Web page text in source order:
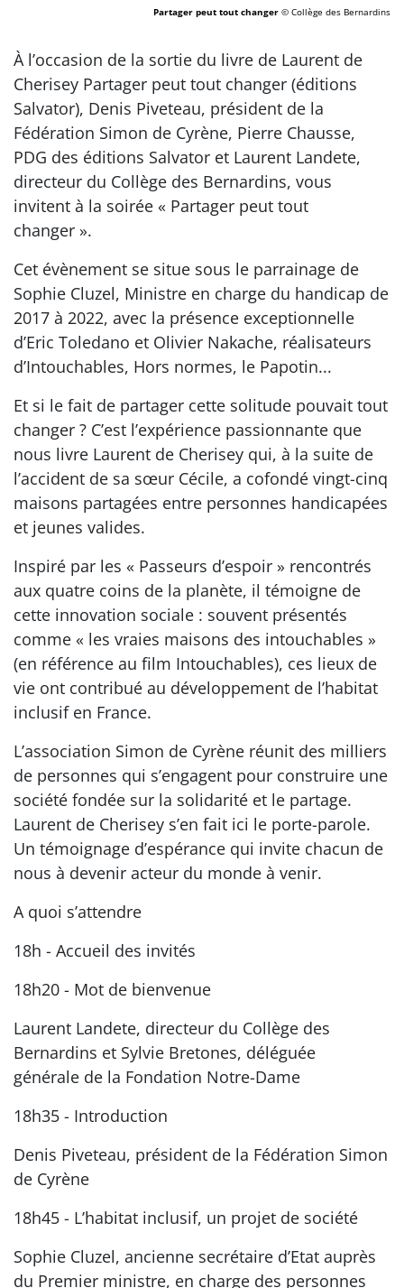
Partager peut tout changer © Collège des Bernardins
À l’occasion de la sortie du livre de Laurent de
Cherisey Partager peut tout changer (éditions
Salvator), Denis Piveteau, président de la
Fédération Simon de Cyrène, Pierre Chausse,
PDG des éditions Salvator et Laurent Landete,
directeur du Collège des Bernardins, vous
invitent à la soirée « Partager peut tout
changer ».
Cet évènement se situe sous le parrainage de
Sophie Cluzel, Ministre en charge du handicap de
2017 à 2022, avec la présence exceptionnelle
d’Eric Toledano et Olivier Nakache, réalisateurs
d’Intouchables, Hors normes, le Papotin...
Et si le fait de partager cette solitude pouvait tout
changer ? C’est l’expérience passionnante que
nous livre Laurent de Cherisey qui, à la suite de
l’accident de sa sœur Cécile, a cofondé vingt-cinq
maisons partagées entre personnes handicapées
et jeunes valides.
Inspiré par les « Passeurs d’espoir » rencontrés
aux quatre coins de la planète, il témoigne de
cette innovation sociale : souvent présentés
comme « les vraies maisons des intouchables »
(en référence au film Intouchables), ces lieux de
vie ont contribué au développement de l’habitat
inclusif en France.
L’association Simon de Cyrène réunit des milliers
de personnes qui s’engagent pour construire une
société fondée sur la solidarité et le partage.
Laurent de Cherisey s’en fait ici le porte-parole.
Un témoignage d’espérance qui invite chacun de
nous à devenir acteur du monde à venir.
A quoi s’attendre
18h - Accueil des invités
18h20 - Mot de bienvenue
Laurent Landete, directeur du Collège des
Bernardins et Sylvie Bretones, déléguée
générale de la Fondation Notre-Dame
18h35 - Introduction
Denis Piveteau, président de la Fédération Simon
de Cyrène
18h45 - L’habitat inclusif, un projet de société
Sophie Cluzel, ancienne secrétaire d’Etat auprès
du Premier ministre, en charge des personnes